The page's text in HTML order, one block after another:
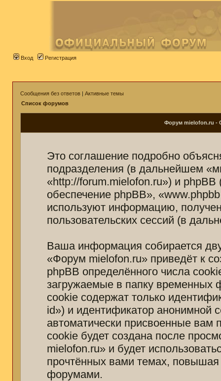
Вход Регистрация
Сообщения без ответов | Активные темы
Список форумов
Форум mielofon.ru -
Это соглашение подробно
подразделения (в дальнейшем
«http://forum.mielofon.ru») и
обеспечение phpBB»,
используют информацию,
пользовательских сессий (в
Ваша информация собирается
«Форум mielofon.ru» приведёт к
phpBB определённого числа
загружаемые в папку временных
cookie содержат только
id») и идентификатор анонимной
автоматически присвоенные вам
cookie будет создана после
mielofon.ru» и будет
прочтённых вами темах,
форумами.